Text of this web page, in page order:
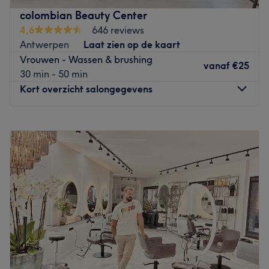
Beauty-Licious kan je terecht voor alles wat beauty
betreft. Zo kan je hier mooi opgemaakt worden voor dat
ene feestje of je haren mooi in de plooi laten leggen. Ook
voor behandelingen van wenkbrauwen, wimpers of
gelaat ben je hier aan het juiste adres. Alsof dat nog niet
genoeg was kan je ook nog helemaal haarvrij worden
met zowel de standaard wax alsook sugarwax.
colombian Beauty Center
4,6
646 reviews
Antwerpen
Laat zien op de kaart
Vrouwen - Wassen & brushing
30 min - 50 min
vanaf €25
Kort overzicht salongegevens
Dinsdag
Woensdag
Gesloten
Donderdag
11:00 –19:00
Vrijdag
11:00–19:00
Zaterdag
11:00–18:00
Zondag
Gesloten
Colombian Beauty Center zit centraal gevestigd aan het
centrum van Antwerpen. Je kan bij het salon terecht voor
uiteenlopende behandelingen. Denk aan een gellak